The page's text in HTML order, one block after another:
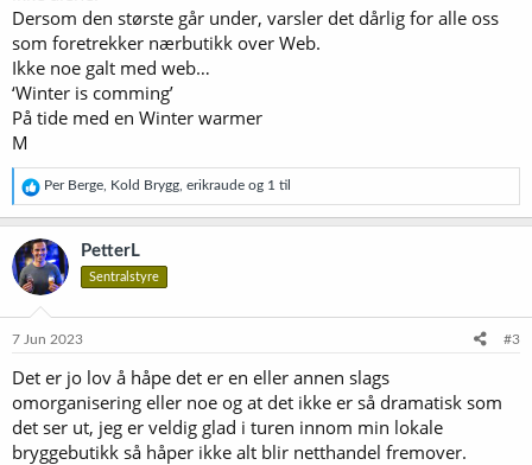
Dersom den største går under, varsler det dårlig for alle oss
som foretrekker nærbutikk over Web.
Ikke noe galt med web…
‘Winter is comming’
På tide med en Winter warmer
M
R
e
a
k
s
j
o
e
Per Berge Kold Brygg erikraude og 1 til
PetterL
Sentralstyre
7 Jun 2023 #3
Det er jo lov å håpe det er en eller annen slags
omorganisering eller noe og at det ikke er så dramatisk som
det ser ut, jeg er veldig glad i turen innom min lokale
bryggebutikk så håper ikke alt blir netthandel fremover.